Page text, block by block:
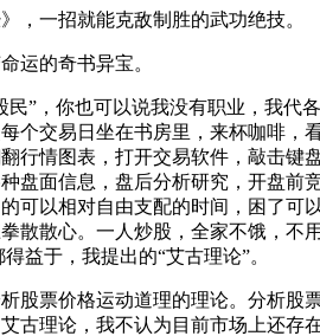
，一招就能克敌制胜的武功绝技。
运的奇书异宝。
”，你也可以说我没有职业，我代
个交易日坐在书房里，来杯咖啡，
行情图表，打开交易软件，敲击键
盘面信息，盘后分析研究，开盘前
可以相对自由支配的时间，困了可
散散心。一人炒股，全家不饿，不
益于，我提出的“艾古理论”。
股票价格运动道理的理论。分析股
古理论，我不认为目前市场上还存